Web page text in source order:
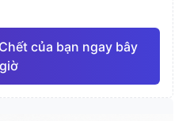
của bạn ngay bây
giờ